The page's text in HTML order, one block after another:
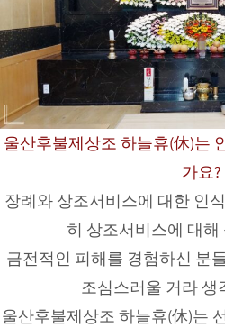
울산후불제상조 하늘휴(休)는
가요?
장례와 상조서비스에 대한 인
히 상조서비스에 대
금전적인 피해를 경험하신 분
조심스러울 거라 생
울산후불제상조 하늘휴(休)는